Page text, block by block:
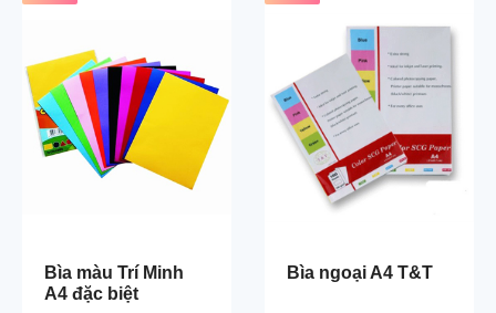
Bìa màu Trí Minh
A4 đặc biệt
Bìa ngoại A4 T&T